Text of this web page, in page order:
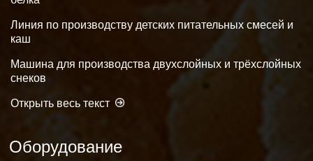
Линия по производству детских питательных смесей и
каш
Машина для производства двухслойных и трёхслойных
снеков
Открыть весь текст
Оборудование